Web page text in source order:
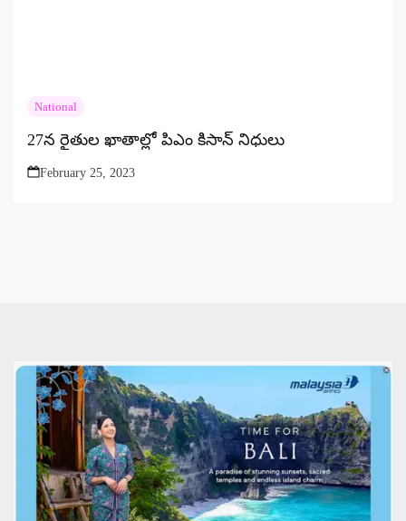
National
27న రైతుల ఖాతాల్లో పిఎం కిసాన్ నిధులు
February 25, 2023